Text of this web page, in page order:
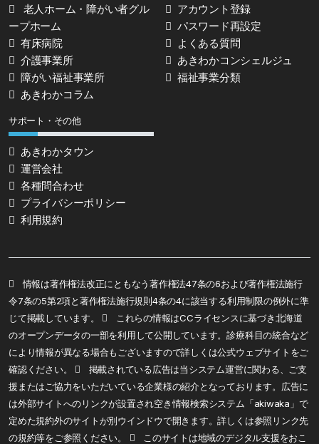
老人ホーム・障がい者グル
ープホーム
有床病院
介護事業所
障がい福祉事業所
あきわかコラム
アカウント登録
パスワード再設定
よくある質問
あきわかコンシェルジュ
福祉事業分類
サポート・その他
あきわかタウン
運営会社
各種問合わせ
プライバシーポリシー
利用規約
情報は著作権法改正にともなう著作権法47条の6および著作権法施行
令7条の5第2項と著作権法施行規則4条の4に該当する利用制限の例外に準
じて掲載しています。
これらの情報はCCライセンスに基づき北海道
のオープンデータの一部を利用して公開しています。診療科目の統合など
により情報が異なる場合もございますので詳しくは公式ウェブサイトをご
確認ください。
掲載されている広告は当システム運営に関わる、ご支
援またはご協力をいただいている企業様の紹介となっております。広告に
は外部サイトへのリンクが設置され空き情報検索システム「akiwaka」で
定めた規約外のサイトが別ウインドウで開きます。詳しくは参照リンク先
の規約等をご参照ください。
このサイトは地域のデジタル支援をおこ